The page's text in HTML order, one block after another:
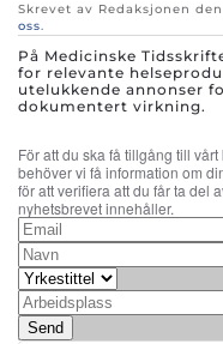
Skrevet av Redaksjonen den
oss.
På Medicinske
for relevante
utelukkende annonser
dokumentert virkning.
För att du ska få tillgång till
behöver vi få information om
för att verifiera att du får ta del
nyhetsbrevet innehåller.
Send